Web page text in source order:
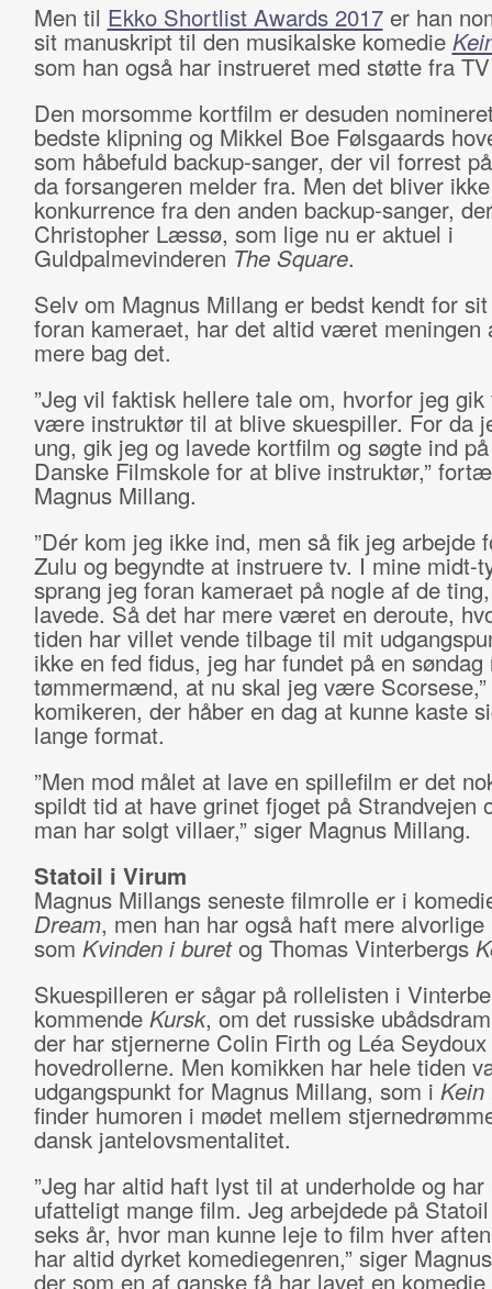
Men til Ekko Shortlist Awards 2017er han
sit manuskript til den musikalske komedie
som han også har instrueret med støtte fra
Den morsomme kortfilm er desuden
bedste klipning og Mikkel Boe Følsgaards
som håbefuld backup-sanger, der vil forrest
da forsangeren melder fra. Men det bliver
konkurrence fra den anden backup-sanger,
Christopher Læssø, som lige nu er aktuel i
Guldpalmevinderen The Square.
Selv om Magnus Millang er bedst kendt for
foran kameraet, har det altid været
mere bag det.
”Jeg vil faktisk hellere tale om, hvorfor jeg gik
være instruktør til at blive skuespiller. For da
ung, gik jeg og lavede kortfilm og søgte ind
Danske Filmskole for at blive instruktør,”
Magnus Millang.
”Dér kom jeg ikke ind, men så fik jeg arbejde
Zulu og begyndte at instruere tv. I mine midt-
sprang jeg foran kameraet på nogle af de
lavede. Så det har mere været en deroute,
tiden har villet vende tilbage til mit
ikke en fed fidus, jeg har fundet på en søndag
tømmermænd, at nu skal jeg være
komikeren, der håber en dag at kunne kaste
lange format.
”Men mod målet at lave en spillefilm er det
spildt tid at have grinet fjoget på Strandvejen
man har solgt villaer,” siger Magnus Millang.
Statoil i Virum
Magnus Millangs seneste filmrolle er i
Dream, men han har også haft mere
som Kvinden i buretog Thomas Vinterbergs
Skuespilleren er sågar på rollelisten i
kommende Kursk, om det russiske
der har stjernerne Colin Firth og Léa
hovedrollerne. Men komikken har hele tiden
udgangspunkt for Magnus Millang, som i Kein
finder humoren i mødet mellem
dansk jantelovsmentalitet.
”Jeg har altid haft lyst til at underholde og
ufatteligt mange film. Jeg arbejdede på
seks år, hvor man kunne leje to film hver
har altid dyrket komediegenren,” siger
der som en af ganske få har lavet en